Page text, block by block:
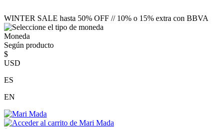
WINTER SALE hasta 50% OFF // 10% o 15% extra con BBVA
Moneda
Según producto
$
USD
ES
EN